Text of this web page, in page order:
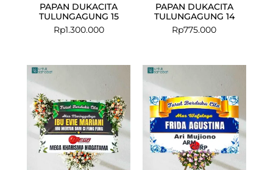
PAPAN DUKACITA
TULUNGAGUNG 15
Rp1.300.000
PAPAN DUKACITA
TULUNGAGUNG 14
Rp775.000